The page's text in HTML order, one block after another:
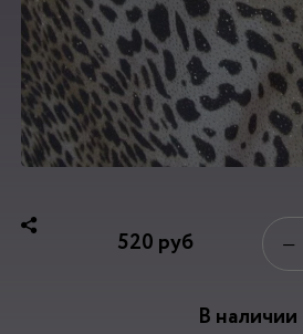
520 руб −
В наличии